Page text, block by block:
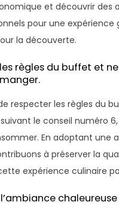
et découvrir des
pour une
la découverte.
règles du buffet et
respecter les règles du
le conseil numéro
En adoptant une
à préserver la
expérience culinaire
l’ambiance